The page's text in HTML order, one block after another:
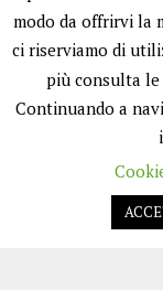
ISCRIVITI
modo da offrirvi la
ci riserviamo di
più consulta le
Continuando a